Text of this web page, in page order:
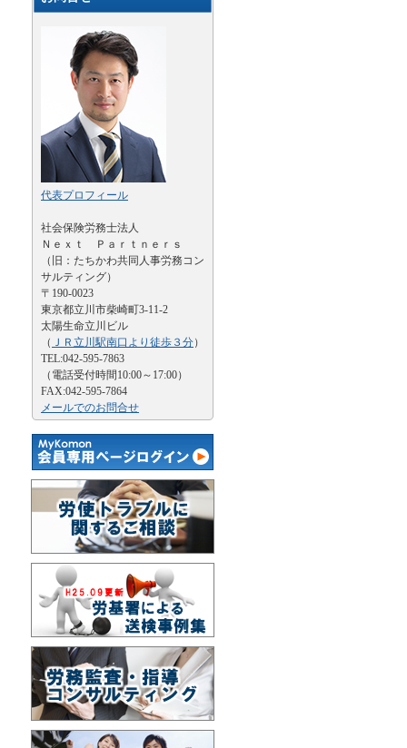
代表プロフィール
社会保険労務士法人
Ｎｅｘｔ Ｐａｒｔｎｅｒｓ
（旧：たちかわ共同人事労務コン
サルティング）
〒190-0023
東京都立川市柴崎町3-11-2
太陽生命立川ビル
（ ＪＲ立川駅南口より徒歩３分）
TEL:042-595-7863
（電話受付時間10:00～17:00）
FAX:042-595-7864
メールでのお問合せ